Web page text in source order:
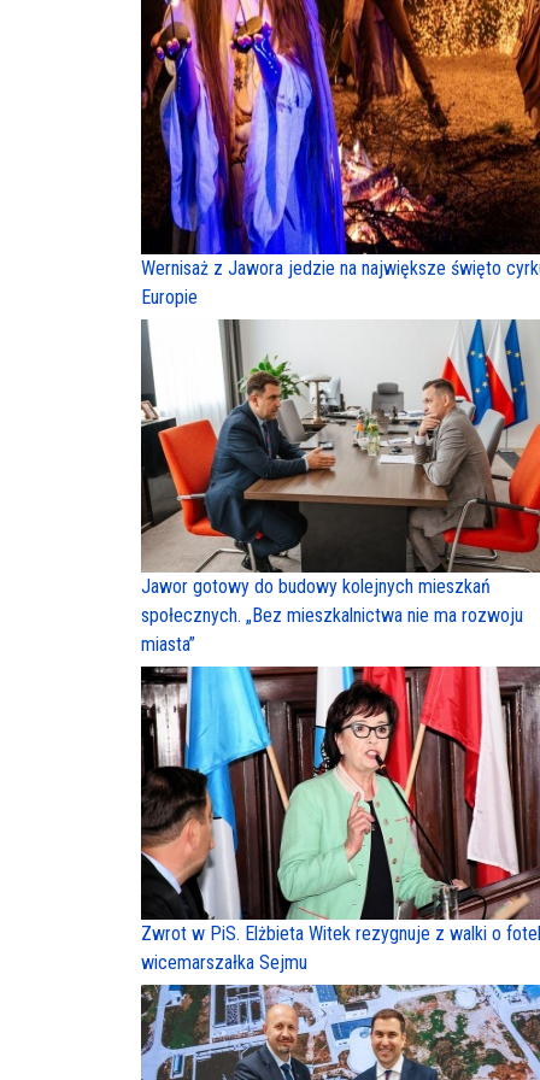
Wernisaż z Jawora jedzie na największe święto
Europie
Jawor gotowy do budowy kolejnych mieszkań
społecznych. „Bez mieszkalnictwa nie ma rozwoju
miasta”
Zwrot w PiS. Elżbieta Witek rezygnuje z walki o fotel
wicemarszałka Sejmu